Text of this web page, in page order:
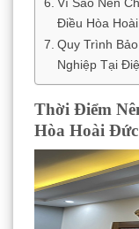
Điều Hòa
Quy Trình
Nghiệp Tại
Thời Điểm
Hòa Hoài